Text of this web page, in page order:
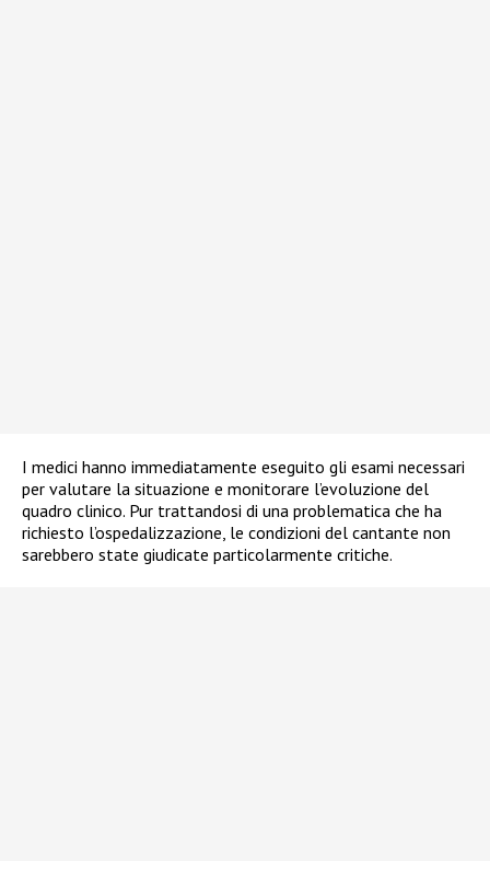
I medici hanno immediatamente eseguito gli esami necessari
per valutare la situazione e monitorare l’evoluzione del
quadro clinico. Pur trattandosi di una problematica che ha
richiesto l’ospedalizzazione, le condizioni del cantante non
sarebbero state giudicate particolarmente critiche.